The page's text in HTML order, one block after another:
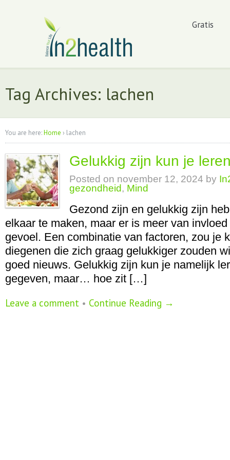
Gratis
Tag Archives: lachen
You are here:Home › lachen
Gelukkig zijn kun je
Posted on november 12, 2024 by
gezondheid, Mind
Gezond zijn en gelukkig zijn
elkaar te maken, maar er is meer van
gevoel. Een combinatie van factoren, zou je
diegenen die zich graag gelukkiger zouden
goed nieuws. Gelukkig zijn kun je namelijk
gegeven, maar… hoe zit […]
Leave a comment • Continue Reading →